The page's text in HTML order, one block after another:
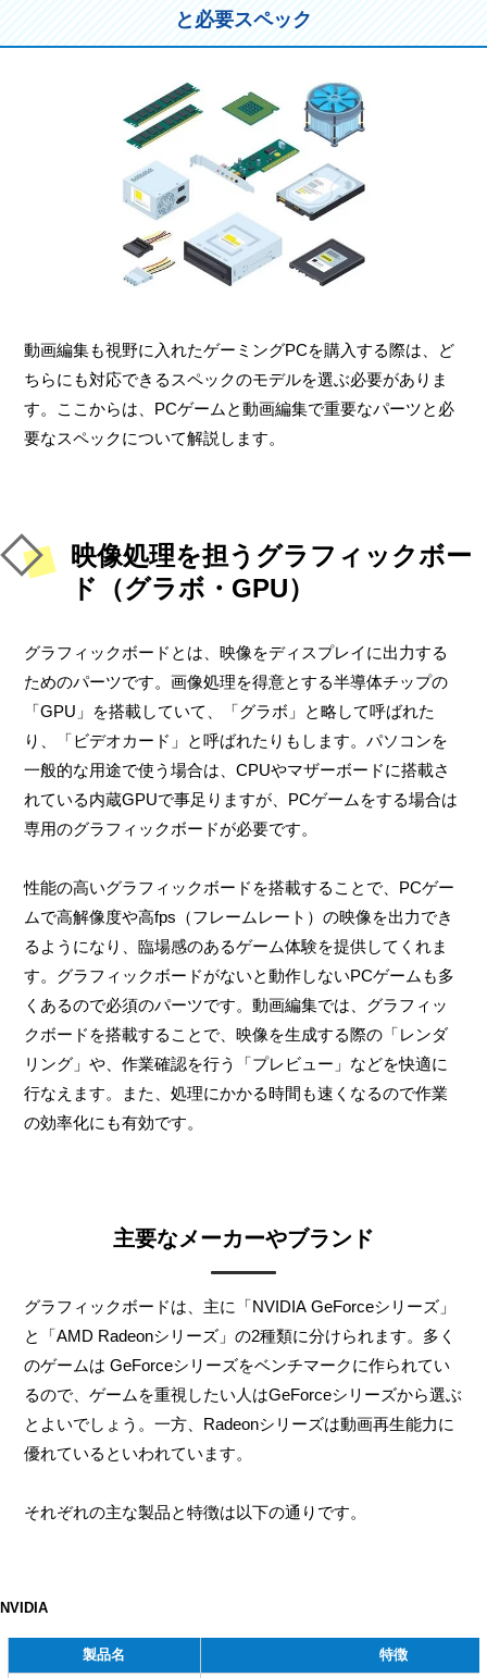
と必要スペック
動画編集も視野に入れたゲーミングPCを購入する際は、ど
ちらにも対応できるスペックのモデルを選ぶ必要がありま
す。ここからは、PCゲームと動画編集で重要なパーツと必
要なスペックについて解説します。
映像処理を担うグラフィックボー
ド（グラボ・GPU）
グラフィックボードとは、映像をディスプレイに出力する
ためのパーツです。画像処理を得意とする半導体チップの
「GPU」を搭載していて、「グラボ」と略して呼ばれた
り、「ビデオカード」と呼ばれたりもします。パソコンを
一般的な用途で使う場合は、CPUやマザーボードに搭載さ
れている内蔵GPUで事足りますが、PCゲームをする場合は
専用のグラフィックボードが必要です。
性能の高いグラフィックボードを搭載することで、PCゲー
ムで高解像度や高fps（フレームレート）の映像を出力でき
るようになり、臨場感のあるゲーム体験を提供してくれま
す。グラフィックボードがないと動作しないPCゲームも多
くあるので必須のパーツです。動画編集では、グラフィッ
クボードを搭載することで、映像を生成する際の「レンダ
リング」や、作業確認を行う「プレビュー」などを快適に
行なえます。また、処理にかかる時間も速くなるので作業
の効率化にも有効です。
主要なメーカーやブランド
グラフィックボードは、主に「NVIDIA GeForceシリーズ」
と「AMD Radeonシリーズ」の2種類に分けられます。多く
のゲームは GeForceシリーズをベンチマークに作られてい
るので、ゲームを重視したい人はGeForceシリーズから選ぶ
とよいでしょう。一方、Radeonシリーズは動画再生能力に
優れているといわれています。
それぞれの主な製品と特徴は以下の通りです。
NVIDIA
製品名 特徴